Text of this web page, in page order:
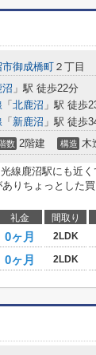
市御成橋町 ２丁目
沼 」駅 徒歩22分
「 北鹿沼 」駅 徒歩
「 新鹿沼 」駅 徒歩
数 2階建 構造 木
線鹿沼駅にも近
ありちょっとした
礼金 間取り
0ヶ月 2LDK
0ヶ月 2LDK